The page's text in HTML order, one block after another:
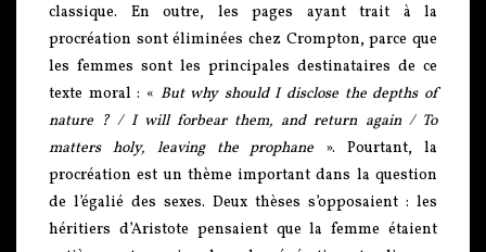
classique. En outre, les pages ayant trait à la
procréation sont éliminées chez Crompton, parce que
les femmes sont les principales destinataires de ce
texte moral : « But why should I disclose the depths of
nature ? / I will forbear them, and return again / To
matters holy, leaving the prophane ». Pourtant, la
procréation est un thème important dans la question
de l’égalié des sexes. Deux thèses s’opposaient : les
héritiers d’Aristote pensaient que la femme étaient